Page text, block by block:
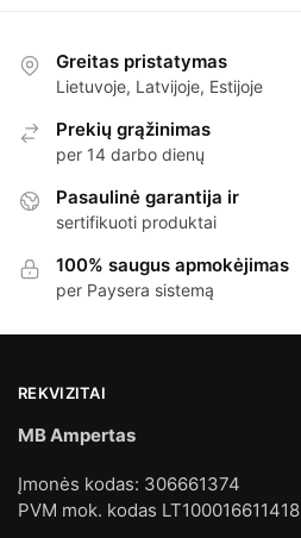
Greitas pristatymas
Lietuvoje, Latvijoje, Estijoje
Prekių grąžinimas
per 14 darbo dienų
Pasaulinė garantija ir
sertifikuoti produktai
100% saugus apmokėjimas
per Paysera sistemą
REKVIZITAI
MB Ampertas
Įmonės kodas: 306661374
PVM mok. kodas LT100016611418